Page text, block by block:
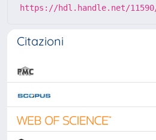
https://hdl.handle.net/11590/
Citazioni